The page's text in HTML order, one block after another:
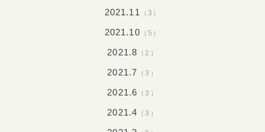
2021.11 （3）
2021.10 （5）
2021.8 （2）
2021.7 （3）
2021.6 （3）
2021.4 （3）